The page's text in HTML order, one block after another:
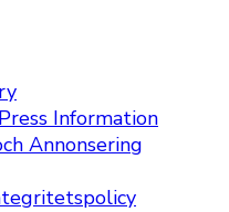
Information
Annonsering